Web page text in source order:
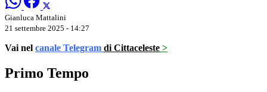
Gianluca Mattalini
21 settembre 2025 - 14:27
Vai nel canale Telegram di Cittaceleste >
Primo Tempo